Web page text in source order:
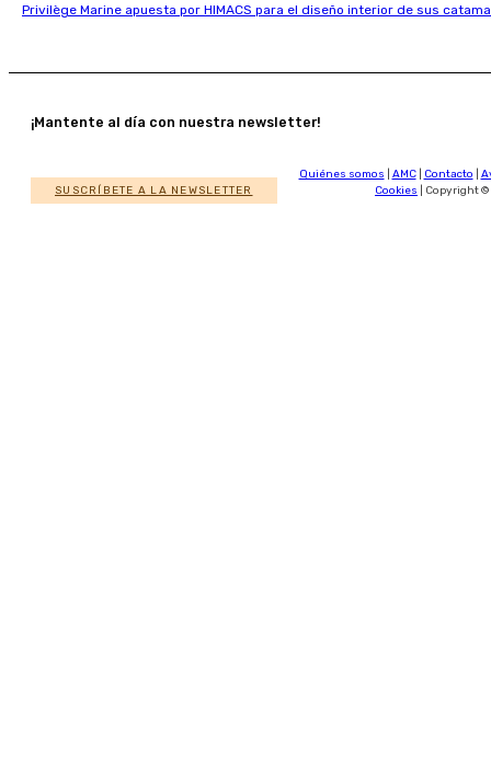
Privilège Marine apuesta por HIMACS para el diseño interior de sus
¡Mantente al día con nuestra newsletter!
SUSCRÍBETE A LA NEWSLETTER
Quiénes somos AMC| Contacto
Cookies | Copyright